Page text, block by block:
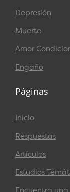
Depresión
Muerte
Amor
Engaño
Páginas
Inicio
Respuestas
Artículos
Estudios